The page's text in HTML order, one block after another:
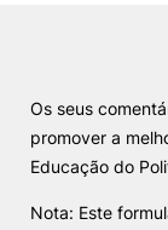
Alunos
Os seus
promover a
Educação do
Nota: Este